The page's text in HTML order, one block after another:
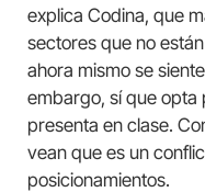
explica Codina, que
sectores que no
ahora mismo se
embargo, sí que opta
presenta en clase.
vean que es un
posicionamientos.